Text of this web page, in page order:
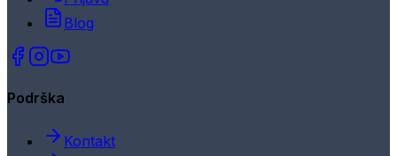
Blog
Podrška
Kontakt